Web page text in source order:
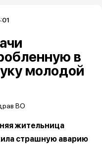
в
молодой
жительница
страшную аварию